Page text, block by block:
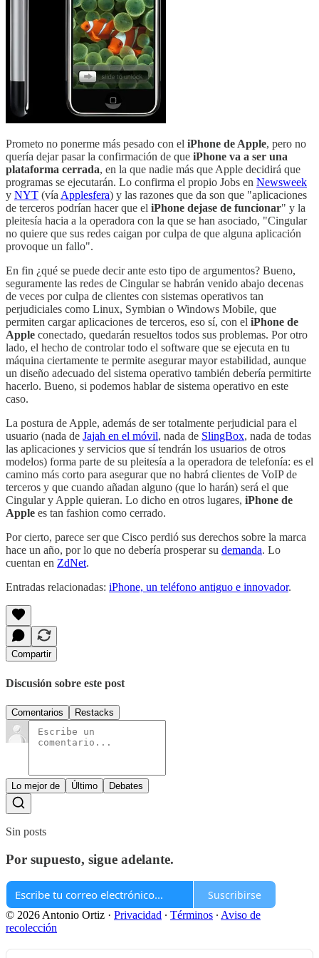
Prometo no ponerme más pesado con el iPhone de Apple, pero no
quería dejar pasar la confirmación de que iPhone va a ser una
plataforma cerrada, en la que nadie más que Apple decidirá que
programas se ejecutarán. Lo confirma el propio Jobs en Newsweek
y NYT (víaApplesfera) y las razones que da son que "aplicaciones
de terceros podrían hacer que el iPhone dejase de funcionar" y la
pleitesía hacia a la operadora con la que se han asociado, "Cingular
no quiere que sus redes caigan por culpa de que alguna aplicación
provoque un fallo".
En fin ¿qué se puede decir ante esto tipo de argumentos? Bueno,
seguramente las redes de Cingular se habrán venido abajo decenas
de veces por culpa de clientes con sistemas operativos tan
perjudiciales como Linux, Symbian o Windows Mobile, que
permiten cargar aplicaciones de terceros, eso sí, con el iPhone de
Apple conectado, quedarán resueltos todos sus problemas. Por otro
lado, el hecho de controlar todo el software que se ejecuta en tu
máquina ciertamente te permite asegurar mayor estabilidad, aunque
un diseño adecuado del sistema operativo también debería permitirte
hacerlo. Bueno, si podemos hablar de sistema operativo en este
caso.
La postura de Apple, además de ser totalmente perjudicial para el
usuario (nada de Jajah en el móvil, nada de SlingBox, nada de todas
las aplicaciones y servicios que sí tendrán los usuarios de otros
modelos) forma parte de su pleitesía a la operadora de telefonía: es el
camino más corto para asegurar que no habrá clientes de VoIP de
terceros y que cuando añadan alguno (que lo harán) será el que
Cingular y Apple quieran. Lo dicho en otros lugares, iPhone de
Apple es tan fashion como cerrado.
Por cierto, parece ser que Cisco perdió sus derechos sobre la marca
hace un año, por lo que no debería prosperar su demanda. Lo
cuentan en ZdNet.
Entradas relacionadas: iPhone, un teléfono antiguo e innovador.
Compartir
Discusión sobre este post
Comentarios Restacks
Lo mejor de Último Debates
Sin posts
Por supuesto, sigue adelante.
Suscribirse
© 2026 Antonio Ortiz · Privacidad ∙ Términos ∙ Aviso de
recolección